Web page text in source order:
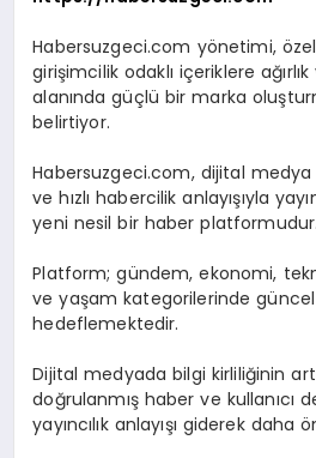
Habersuzgeci.com yönetimi,
girişimcilik odaklı içeriklere
alanında güçlü bir marka
belirtiyor.
Habersuzgeci.com, dijital
ve hızlı habercilik anlayışıyla
yeni nesil bir haber platformudur.
Platform; gündem, ekonomi,
ve yaşam kategorilerinde güncel
hedeflemektedir.
Dijital medyada bilgi kirliliğinin
doğrulanmış haber ve kullanıcı
yayıncılık anlayışı giderek daha